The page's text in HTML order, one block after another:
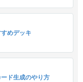
めデッキ
ド生成のやり方